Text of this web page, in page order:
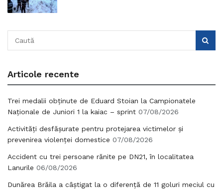
Articole recente
Trei medalii obținute de Eduard Stoian la Campionatele
Naționale de Juniori 1 la kaiac – sprint 07/08/2026
Activități desfășurate pentru protejarea victimelor și
prevenirea violenței domestice 07/08/2026
Accident cu trei persoane rănite pe DN21, în localitatea
Lanurile 06/08/2026
Dunărea Brăila a câștigat la o diferență de 11 goluri meciul cu